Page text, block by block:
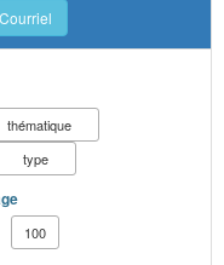
Courriel
thématique
type
100